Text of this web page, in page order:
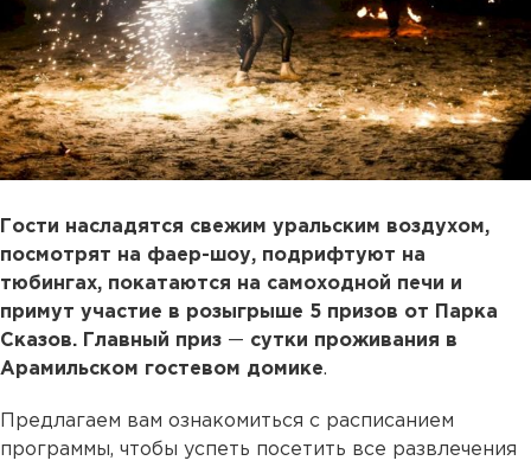
Гости насладятся свежим уральским воздухом,
посмотрят на фаер-шоу, подрифтуют на
тюбингах, покатаются на самоходной печи и
примут участие в розыгрыше 5 призов от Парка
Сказов. Главный приз — сутки проживания в
Арамильском гостевом домике.
Предлагаем вам ознакомиться с расписанием
программы, чтобы успеть посетить все развлечения